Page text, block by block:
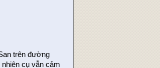
trên đường
cụ vẫn cảm